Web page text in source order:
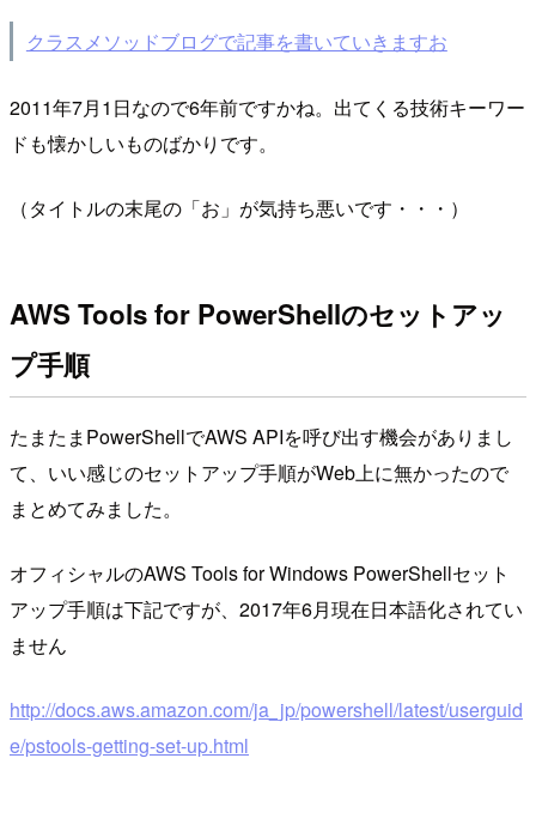
クラスメソッドブログで記事を書いていきますお
2011年7月1日なので6年前ですかね。出てくる技術キーワー
ドも懐かしいものばかりです。
（タイトルの末尾の「お」が気持ち悪いです・・・）
AWS Tools for PowerShellのセットアッ
プ手順
たまたまPowerShellでAWS APIを呼び出す機会がありまし
て、いい感じのセットアップ手順がWeb上に無かったので
まとめてみました。
オフィシャルのAWS Tools for Windows PowerShellセット
アップ手順は下記ですが、2017年6月現在日本語化されてい
ません
http://docs.aws.amazon.com/ja_jp/powershell/latest/userguid
e/pstools-getting-set-up.html